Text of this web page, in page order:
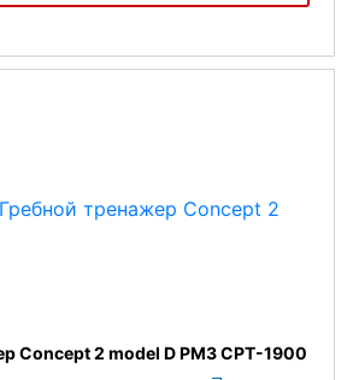
Typhoon HRC
Concept 2 model D PM3 CPT-1900